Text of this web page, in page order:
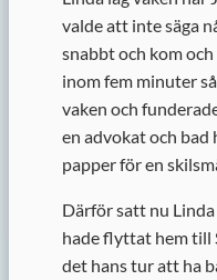
valde att inte säga
snabbt och kom
inom fem minuter
vaken och
en advokat och bad
papper för en
Därför satt nu
hade flyttat hem till
det hans tur att ha